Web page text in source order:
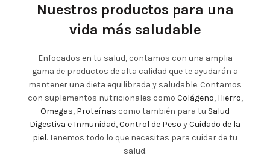
Nuestros productos para una
vida más saludable
Enfocados en tu salud, contamos con una amplia
gama de productos de alta calidad que te ayudarán a
mantener una dieta equilibrada y saludable. Contamos
con suplementos nutricionales como Colágeno, Hierro,
Omegas, Proteínas como también para tu Salud
Digestiva e Inmunidad,Control de Peso yCuidado de la
piel. Tenemos todo lo que necesitas para cuidar de tu
salud.